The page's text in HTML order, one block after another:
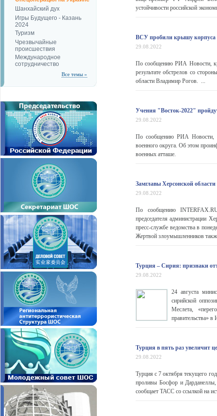
Шанхайский дух
Игры Будущего - Казань
2024
Туризм
Чрезвычайные
происшествия
Международное
сотрудничество
Все темы »
устойчивости российской
ВСУ пробили крышу корпуса
29.08.2022
По сообщению РИА Новости,
результате обстрелов со
области Владимир Рогов. ...
Учения "Восток-2022"
29.08.2022
По сообщению РИА Новости,
военного округа. Об этом
военных атташе.
Замглавы Херсонской
29.08.2022
По сообщению INTERFAX.RU,
председателя администрации
пресс-службе ведомства в
Жертвой злоумышленников
Турция – Сирия: признаки
29.08.2022
24 августа
сирийской
Меслета,
правительства»
Турция в пять раз увеличит
29.08.2022
Турция с 7 октября текущего
проливы Босфор и
сообщает ТАСС со ссылкой на